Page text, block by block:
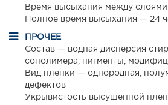
Время высыхания между слоями
Полное время высыхания — 24
ПРОЧЕЕ
Состав — водная дисперсия
сополимера, пигменты,
Вид пленки — однородная,
дефектов
Укрывистость высушенной